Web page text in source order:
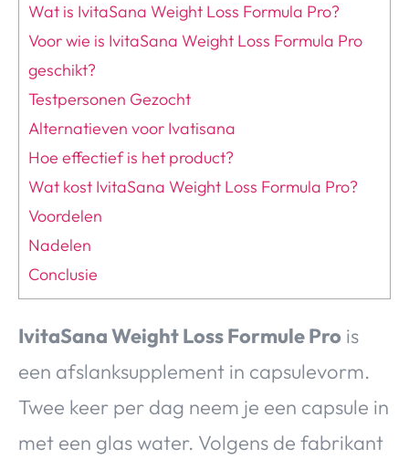
Wat is IvitaSana Weight Loss Formula Pro?
Voor wie is IvitaSana Weight Loss Formula Pro
geschikt?
Testpersonen Gezocht
Alternatieven voor Ivatisana
Hoe effectief is het product?
Wat kost IvitaSana Weight Loss Formula Pro?
Voordelen
Nadelen
Conclusie
IvitaSana Weight Loss Formule Pro is
een afslanksupplement in capsulevorm.
Twee keer per dag neem je een capsule in
met een glas water. Volgens de fabrikant